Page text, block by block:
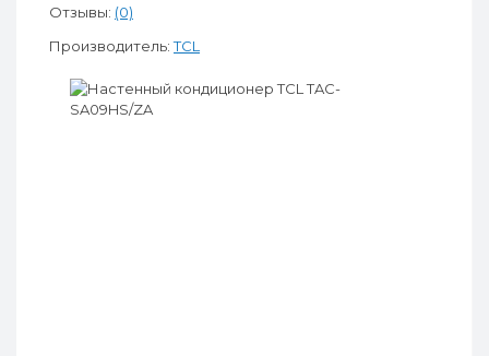
Отзывы: (0)
Производитель:TCL